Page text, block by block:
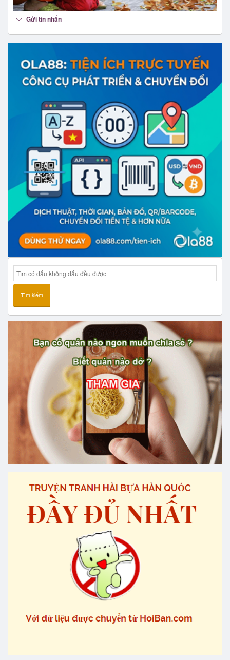
Gửi tin nhắn
Tìm kiếm